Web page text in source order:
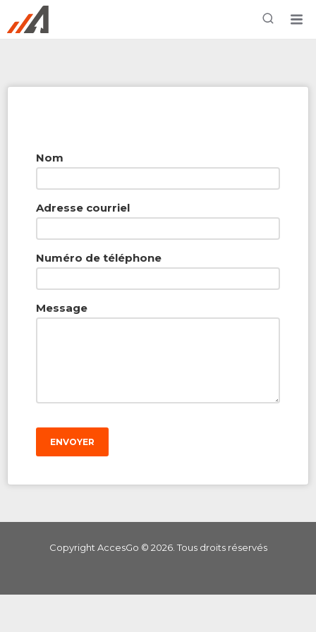
Rechercher à proximité - Entreprise / Rabais /
Services
Nom
Adresse courriel
Numéro de téléphone
Message
ENVOYER
Copyright AccesGo © 2026. Tous droits réservés